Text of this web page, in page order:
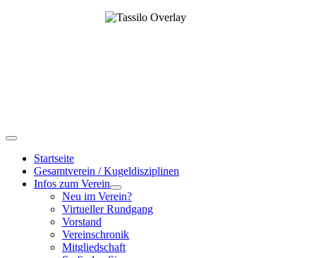
Startseite
Gesamtverein / Kugeldisziplinen
Infos zum Verein
Neu im Verein?
Virtueller Rundgang
Vorstand
Vereinschronik
Mitgliedschaft